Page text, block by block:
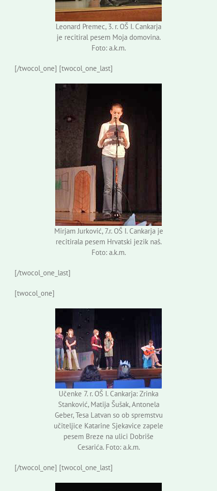
Leonard Premec, 3. r. OŠ I. Cankarja
je recitiral pesem Moja domovina.
Foto: a.k.m.
[/twocol_one] [twocol_one_last]
Mirjam Jurković, 7.r. OŠ I. Cankarja je
recitirala pesem Hrvatski jezik naš.
Foto: a.k.m.
[/twocol_one_last]
[twocol_one]
Učenke 7. r. OŠ I. Cankarja: Zrinka
Stanković, Matija Šušak, Antonela
Geber, Tesa Latvan so ob spremstvu
učiteljice Katarine Sjekavice zapele
pesem Breze na ulici Dobriše
Cesarića. Foto: a.k.m.
[/twocol_one] [twocol_one_last]